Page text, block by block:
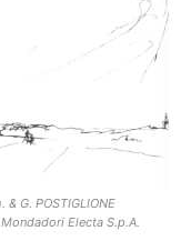
& G. POSTIGLIONE
Electa S.p.A.